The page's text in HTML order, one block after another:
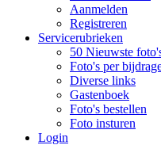
Aanmelden
Registreren
Servicerubrieken
50 Nieuwste
Foto's per
Diverse links
Gastenboek
Foto's bestellen
Foto insturen
Login